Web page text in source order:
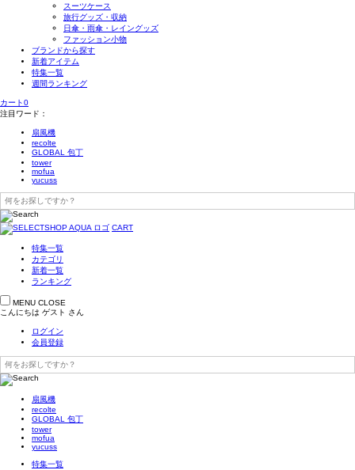
スーツケース
旅行グッズ・収納
日傘・雨傘・レイングッズ
ファッション小物
ブランドから探す
新着アイテム
特集一覧
週間ランキング
カート0
注目ワード：
扇風機
recolte
GLOBAL 包丁
tower
mofua
yucuss
CART
特集一覧
カテゴリ
新着一覧
ランキング
MENU CLOSE
こんにちは ゲスト さん
ログイン
会員登録
扇風機
recolte
GLOBAL 包丁
tower
mofua
yucuss
特集一覧